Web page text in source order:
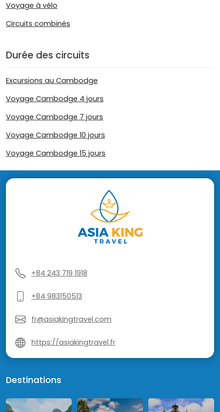
Voyage à vélo
Circuits combinés
Durée des circuits
Excursions au Cambodge
Voyage Cambodge 4 jours
Voyage Cambodge 7 jours
Voyage Cambodge 10 jours
Voyage Cambodge 15 jours
+84 243 719 1918
+84 983150513
fr@asiakingtravel.com
https://asiakingtravel.fr
Destinations